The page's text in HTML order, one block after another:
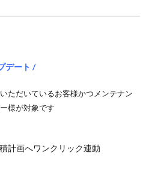
デート /
ただいているお客様かつメンテナン
様が対象です
計画へワンクリック連動